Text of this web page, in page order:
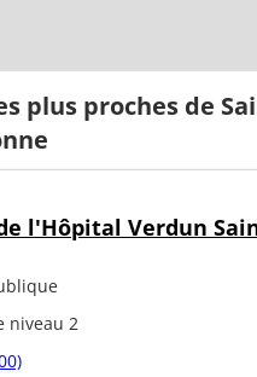
plus proches de
l'Hôpital Verdun
niveau 2